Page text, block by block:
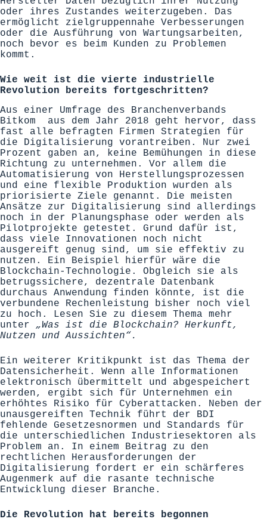
oder ihres Zustandes weiterzugeben. Das
ermöglicht zielgruppennahe Verbesserungen
oder die Ausführung von Wartungsarbeiten,
noch bevor es beim Kunden zu Problemen
kommt.
Wie weit ist die vierte industrielle
Revolution bereits fortgeschritten?
Aus einer Umfrage des Branchenverbands
Bitkom aus dem Jahr 2018 geht hervor, dass
fast alle befragten Firmen Strategien für
die Digitalisierung vorantreiben. Nur zwei
Prozent gaben an, keine Bemühungen in diese
Richtung zu unternehmen. Vor allem die
Automatisierung von Herstellungsprozessen
und eine flexible Produktion wurden als
priorisierte Ziele genannt. Die meisten
Ansätze zur Digitalisierung sind allerdings
noch in der Planungsphase oder werden als
Pilotprojekte getestet. Grund dafür ist,
dass viele Innovationen noch nicht
ausgereift genug sind, um sie effektiv zu
nutzen. Ein Beispiel hierfür wäre die
Blockchain-Technologie. Obgleich sie als
betrugssichere, dezentrale Datenbank
durchaus Anwendung finden könnte, ist die
verbundene Rechenleistung bisher noch viel
zu hoch. Lesen Sie zu diesem Thema mehr
unter „Was ist die Blockchain? Herkunft,
Nutzen und Aussichten“.
Ein weiterer Kritikpunkt ist das Thema der
Datensicherheit. Wenn alle Informationen
elektronisch übermittelt und abgespeichert
werden, ergibt sich für Unternehmen ein
erhöhtes Risiko für Cyberattacken. Neben der
unausgereiften Technik führt der BDI
fehlende Gesetzesnormen und Standards für
die unterschiedlichen Industriesektoren als
Problem an. In einem Beitrag zu den
rechtlichen Herausforderungen der
Digitalisierung fordert er ein schärferes
Augenmerk auf die rasante technische
Entwicklung dieser Branche.
Die Revolution hat bereits begonnen